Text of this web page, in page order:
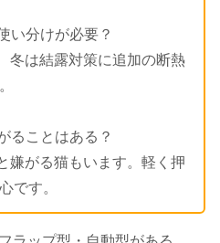
い分けが必要？
冬は結露対策に追加の断熱
ることはある？
嫌がる猫もいます。軽く押
です。